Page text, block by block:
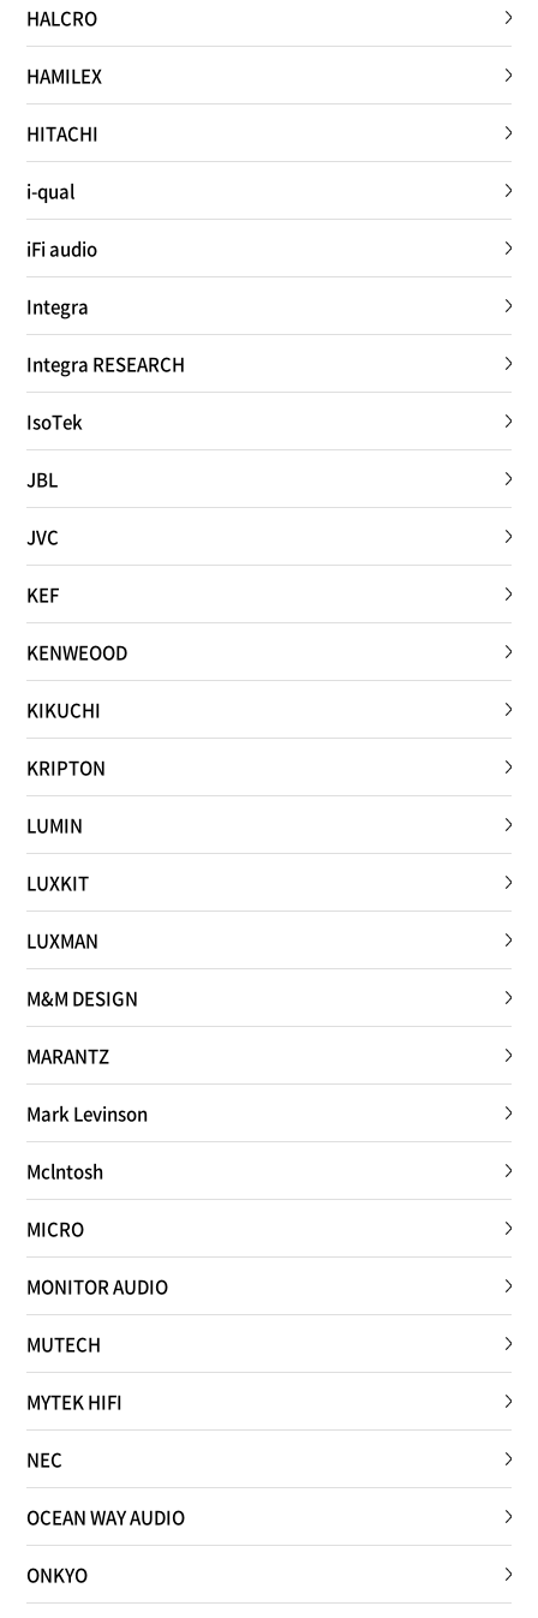
HALCRO
HAMILEX
HITACHI
i-qual
iFi audio
Integra
Integra RESEARCH
IsoTek
JBL
JVC
KEF
KENWEOOD
KIKUCHI
KRIPTON
LUMIN
LUXKIT
LUXMAN
M&M DESIGN
MARANTZ
Mark Levinson
Mclntosh
MICRO
MONITOR AUDIO
MUTECH
MYTEK HIFI
NEC
OCEAN WAY AUDIO
ONKYO